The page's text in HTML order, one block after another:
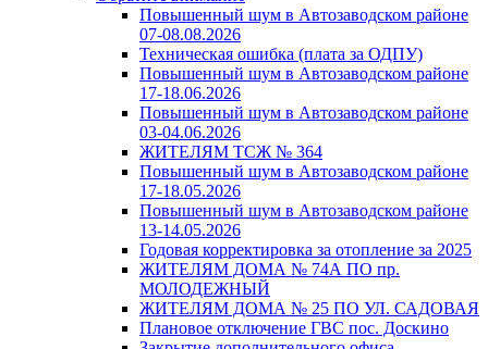
Повышенный шум в Автозаводском районе
07-08.08.2026
Техническая ошибка (плата за ОДПУ)
Повышенный шум в Автозаводском районе
17-18.06.2026
Повышенный шум в Автозаводском районе
03-04.06.2026
ЖИТЕЛЯМ ТСЖ № 364
Повышенный шум в Автозаводском районе
17-18.05.2026
Повышенный шум в Автозаводском районе
13-14.05.2026
Годовая корректировка за отопление за 2025
ЖИТЕЛЯМ ДОМА № 74А ПО пр.
МОЛОДЕЖНЫЙ
ЖИТЕЛЯМ ДОМА № 25 ПО УЛ. САДОВАЯ
Плановое отключение ГВС пос. Доскино